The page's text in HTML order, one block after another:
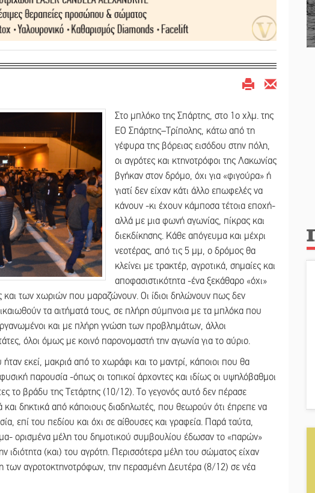
Στο μπλόκο της Σπάρτης, στο 1ο χλμ. της
ΕΟ Σπάρτης–Τρίπολης, κάτω από τη
γέφυρα της βόρειας εισόδου στην πόλη,
οι αγρότες και κτηνοτρόφοι της Λακωνίας
βγήκαν στον δρόμο, όχι για «φιγούρα» ή
γιατί δεν είχαν κάτι άλλο επωφελές να
κάνουν -κι έχουν κάμποσα τέτοια εποχή-
αλλά με μια φωνή αγωνίας, πίκρας και
διεκδίκησης. Κάθε απόγευμα και μέχρι
νεοτέρας, από τις 5 μμ, ο δρόμος θα
κλείνει με τρακτέρ, αγροτικά, σημαίες και
αποφασιστικότητα -ένα ξεκάθαρο «όχι»
και των χωριών που μαραζώνουν. Οι ίδιοι δηλώνουν πως δεν
τα αιτήματά τους, σε πλήρη σύμπνοια με τα μπλόκα που
και με πλήρη γνώση των προβλημάτων, άλλοι
όλοι όμως με κοινό παρονομαστή την αγωνία για το αύριο.
εκεί, μακριά από το χωράφι και το μαντρί, κάποιοι που θα
παρουσία -όπως οι τοπικοί άρχοντες και ιδίως οι υψηλόβαθμοι
το βράδυ της Τετάρτης (10/12). Το γεγονός αυτό δεν πέρασε
και δηκτικά από κάποιους διαδηλωτές, που θεωρούν ότι έπρεπε να
επί του πεδίου και όχι σε αίθουσες και γραφεία. Παρά ταύτα,
ορισμένα μέλη του δημοτικού συμβουλίου έδωσαν το «παρών»
(και) του αγρότη. Περισσότερα μέλη του σώματος είχαν
των αγροτοκτηνοτρόφων, την περασμένη Δευτέρα (8/12) σε νέα